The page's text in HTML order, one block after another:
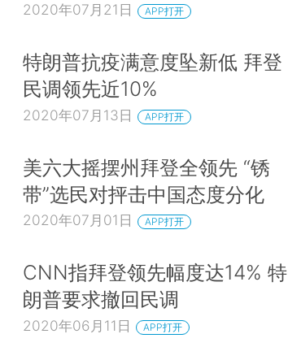
2020年07月21日 APP打开
特朗普抗疫满意度坠新低 拜登
民调领先近10%
2020年07月13日 APP打开
美六大摇摆州拜登全领先 “锈
带”选民对抨击中国态度分化
2020年07月01日 APP打开
CNN指拜登领先幅度达14% 特
朗普要求撤回民调
2020年06月11日 APP打开